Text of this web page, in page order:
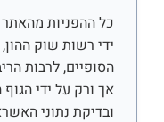
כל ההפניות מהאתר
ידי רשות שוק
הסופיים, לרבות
אך ורק על ידי
ובדיקת נתוני